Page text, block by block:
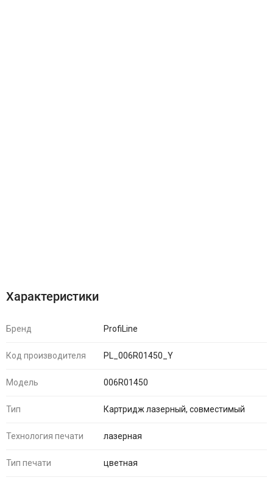
Характеристики
Бренд ProfiLine
Код производителя PL_006R01450_Y
Модель 006R01450
Тип Картридж лазерный, совместимый
Технология печати лазерная
Тип печати цветная